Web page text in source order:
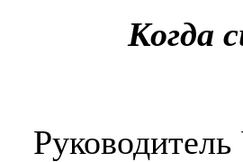
Когда